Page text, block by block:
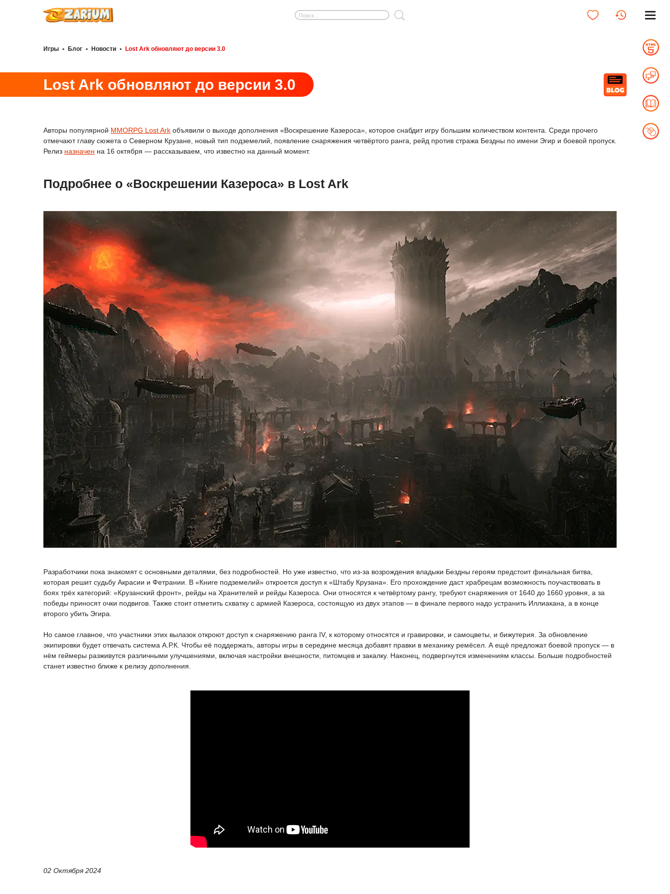
Игры • Блог • Новости • Lost Ark обновляют до версии 3.0
Lost Ark обновляют до версии 3.0
Авторы популярной MMORPG Lost Ark объявили о выходе дополнения «Воскрешение Казероса», которое снабдит игру большим количеством контента. Среди прочего
отмечают главу сюжета о Северном Крузане, новый тип подземелий, появление снаряжения четвёртого ранга, рейд против стража Бездны по имени Эгир и боевой пропуск.
Релиз назначен на 16 октября — рассказываем, что известно на данный момент.
Подробнее о «Воскрешении Казероса» в Lost Ark
Разработчики пока знакомят с основными деталями, без подробностей. Но уже известно, что из-за возрождения владыки Бездны героям предстоит финальная битва,
которая решит судьбу Акрасии и Фетрании. В «Книге подземелий» откроется доступ к «Штабу Крузана». Его прохождение даст храбрецам возможность поучаствовать в
боях трёх категорий: «Крузанский фронт», рейды на Хранителей и рейды Казероса. Они относятся к четвёртому рангу, требуют снаряжения от 1640 до 1660 уровня, а за
победы приносят очки подвигов. Также стоит отметить схватку с армией Казероса, состоящую из двух этапов — в финале первого надо устранить Иллиакана, а в конце
второго убить Эгира.
Но самое главное, что участники этих вылазок откроют доступ к снаряжению ранга IV, к которому относятся и гравировки, и самоцветы, и бижутерия. За обновление
экипировки будет отвечать система А.Р.К. Чтобы её поддержать, авторы игры в середине месяца добавят правки в механику ремёсел. А ещё предложат боевой пропуск — в
нём геймеры разживутся различными улучшениями, включая настройки внешности, питомцев и закалку. Наконец, подвергнутся изменениям классы. Больше подробностей
станет известно ближе к релизу дополнения.
02 Октября 2024